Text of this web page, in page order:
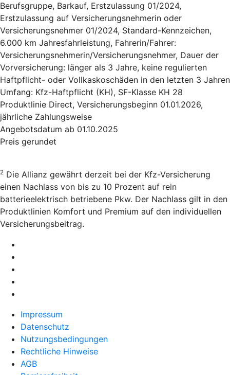
Berufsgruppe, Barkauf, Erstzulassung 01/2024,
Erstzulassung auf Versicherungsnehmerin oder
Versicherungsnehmer 01/2024, Standard-Kennzeichen,
6.000 km Jahresfahrleistung, Fahrerin/Fahrer:
Versicherungsnehmerin/Versicherungsnehmer, Dauer der
Vorversicherung: länger als 3 Jahre, keine regulierten
Haftpflicht- oder Vollkaskoschäden in den letzten 3 Jahren
Umfang: Kfz-Haftpflicht (KH), SF-Klasse KH 28
Produktlinie Direct, Versicherungsbeginn 01.01.2026,
jährliche Zahlungsweise
Angebotsdatum ab 01.10.2025
Preis gerundet
2 Die Allianz gewährt derzeit bei der Kfz-Versicherung
einen Nachlass von bis zu 10 Prozent auf rein
batterieelektrisch betriebene Pkw. Der Nachlass gilt in den
Produktlinien Komfort und Premium auf den individuellen
Versicherungsbeitrag.
Impressum
Datenschutz
Nutzungsbedingungen
Rechtliche Hinweise
AGB